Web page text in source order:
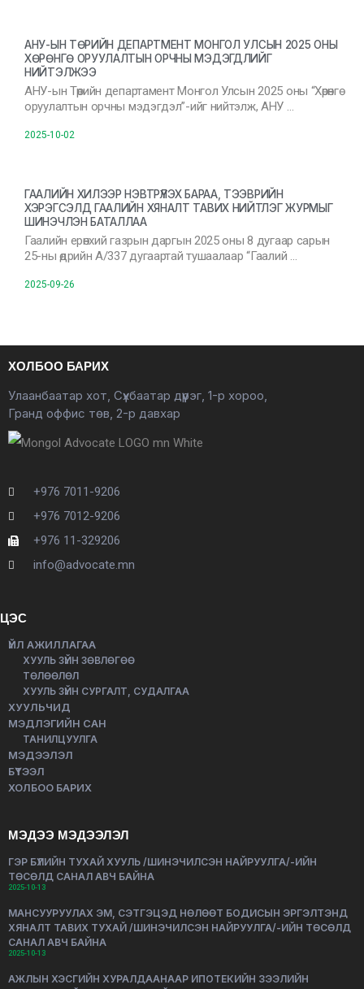
АНУ-ЫН ТӨРИЙН ДЕПАРТМЕНТ МОНГОЛ УЛСЫН 2025 ОНЫ
ХӨРӨНГӨ ОРУУЛАЛТЫН ОРЧНЫ МЭДЭГДЛИЙГ
НИЙТЭЛЖЭЭ
АНУ-ын Төрийн департамент Монгол Улсын 2025 оны “Хөрөнгө
оруулалтын орчны мэдэгдэл”-ийг нийтэлж, АНУ …
2025-10-02
ГААЛИЙН ХИЛЭЭР НЭВТРҮҮЛЭХ БАРАА, ТЭЭВРИЙН
ХЭРЭГСЭЛД ГААЛИЙН ХЯНАЛТ ТАВИХ НИЙТЛЭГ ЖУРМЫГ
ШИНЭЧЛЭН БАТАЛЛАА
Гаалийн ерөнхий газрын даргын 2025 оны 8 дугаар сарын
25-ны өдрийн А/337 дугаартай тушаалаар “Гаалий …
2025-09-26
ХОЛБОО БАРИХ
Улаанбаатар хот, Сүхбаатар дүүрэг, 1-р хороо,
Гранд оффис төв, 2-р давхар
+976 7011-9206
+976 7012-9206
+976 11-329206
info@advocate.mn
ЦЭС
ҮЙЛ АЖИЛЛАГАА
ХУУЛЬ ЗҮЙН ЗӨВЛӨГӨӨ
ТӨЛӨӨЛӨЛ
ХУУЛЬ ЗҮЙН СУРГАЛТ, СУДАЛГАА
ХУУЛЬЧИД
МЭДЛЭГИЙН САН
ТАНИЛЦУУЛГА
МЭДЭЭЛЭЛ
БҮТЭЭЛ
ХОЛБОО БАРИХ
МЭДЭЭ МЭДЭЭЛЭЛ
ГЭР БҮЛИЙН ТУХАЙ ХУУЛЬ /ШИНЭЧИЛСЭН НАЙРУУЛГА/-ИЙН
ТӨСӨЛД САНАЛ АВЧ БАЙНА
2025-10-13
МАНСУУРУУЛАХ ЭМ, СЭТГЭЦЭД НӨЛӨӨТ БОДИСЫН ЭРГЭЛТЭНД
ХЯНАЛТ ТАВИХ ТУХАЙ /ШИНЭЧИЛСЭН НАЙРУУЛГА/-ИЙН ТӨСӨЛД
САНАЛ АВЧ БАЙНА
2025-10-13
АЖЛЫН ХЭСГИЙН ХУРАЛДААНААР ИПОТЕКИЙН ЗЭЭЛИЙН